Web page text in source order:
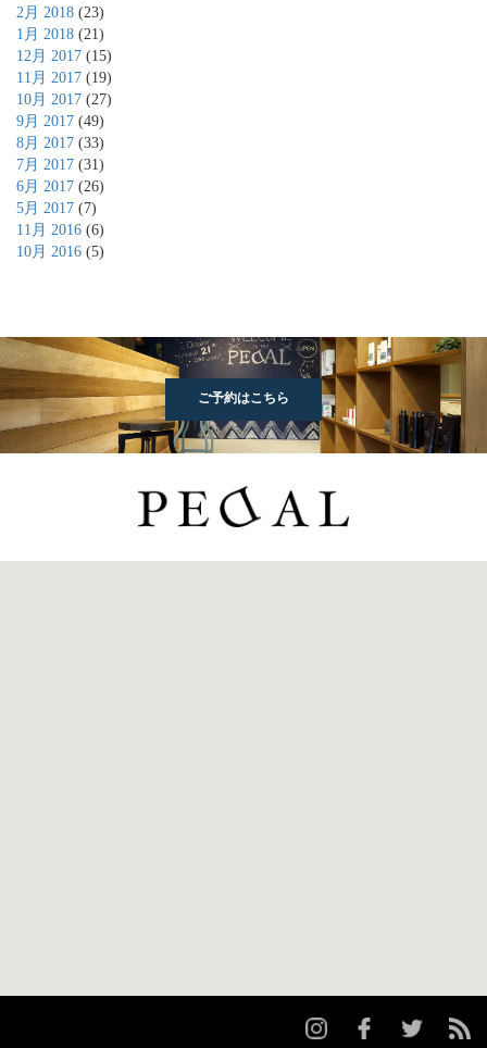
2月 2018 (23)
1月 2018 (21)
12月 2017 (15)
11月 2017 (19)
10月 2017 (27)
9月 2017 (49)
8月 2017 (33)
7月 2017 (31)
6月 2017 (26)
5月 2017 (7)
11月 2016 (6)
10月 2016 (5)
ご予約はこちら